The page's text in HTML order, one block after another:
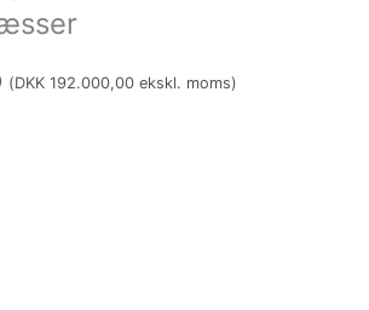
(DKK 192.000,00 ekskl. moms)